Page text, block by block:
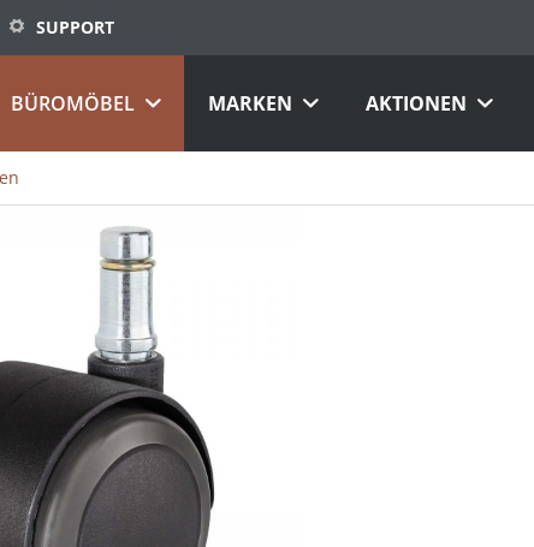
SUPPORT
BÜROMÖBEL MARKEN AKTIONEN